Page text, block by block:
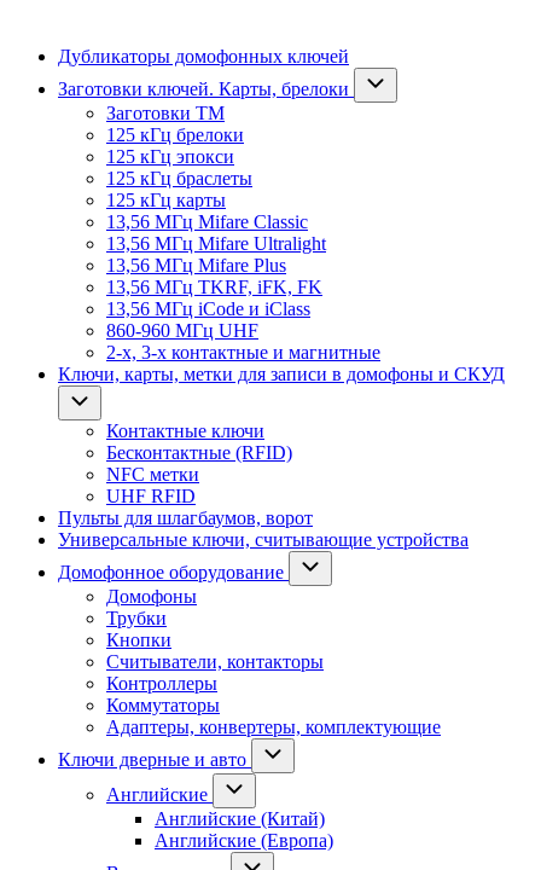
Дубликаторы домофонных ключей
Заготовки ключей. Карты, брелоки
Заготовки ТМ
125 кГц брелоки
125 кГц эпокси
125 кГц браслеты
125 кГц карты
13,56 МГц Mifare Classic
13,56 МГц Mifare Ultralight
13,56 МГц Mifare Plus
13,56 МГц TKRF, iFK, FK
13,56 МГц iCode и iClass
860-960 МГц UHF
2-х, 3-х контактные и магнитные
Ключи, карты, метки для записи в домофоны и СКУД
Контактные ключи
Бесконтактные (RFID)
NFC метки
UHF RFID
Пульты для шлагбаумов, ворот
Универсальные ключи, считывающие устройства
Домофонное оборудование
Домофоны
Трубки
Кнопки
Считыватели, контакторы
Контроллеры
Коммутаторы
Адаптеры, конвертеры, комплектующие
Ключи дверные и авто
Английские
Английские (Китай)
Английские (Европа)